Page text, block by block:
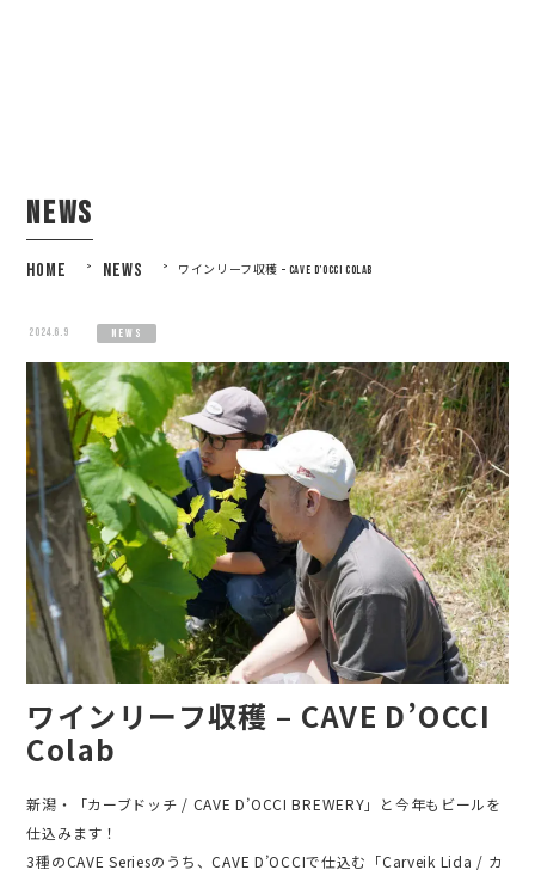
news
HOME > NEWS > ワインリーフ収穫 – CAVE D’OCCI COLAB
2024.6.9 news
ワインリーフ収穫 – CAVE D’OCCI
Colab
新潟・「カーブドッチ / CAVE D’OCCI BREWERY」と今年もビールを
仕込みます！
3種のCAVE Seriesのうち、CAVE D’OCCIで仕込む「Carveik Lida / カ